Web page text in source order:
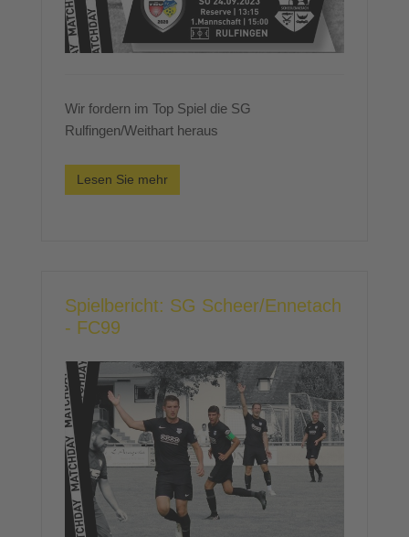
Wir fordern im Top Spiel die SG
Rulfingen/Weithart heraus
Lesen Sie mehr
Spielbericht: SG Scheer/Ennetach
- FC99